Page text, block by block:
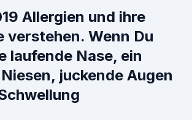
Allergien und ihre
verstehen. Wenn Du
laufende Nase, ein
juckende Augen